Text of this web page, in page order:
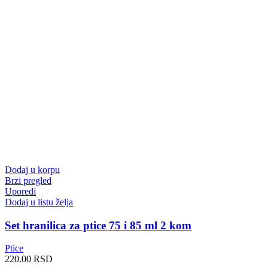
Dodaj u korpu
Brzi pregled
Uporedi
Dodaj u listu želja
Set hranilica za ptice 75 i 85 ml 2 kom
Ptice
220.00 RSD